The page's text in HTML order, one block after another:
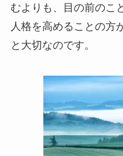
むよりも、目の前のこ
人格を高めることの方
と大切なのです。